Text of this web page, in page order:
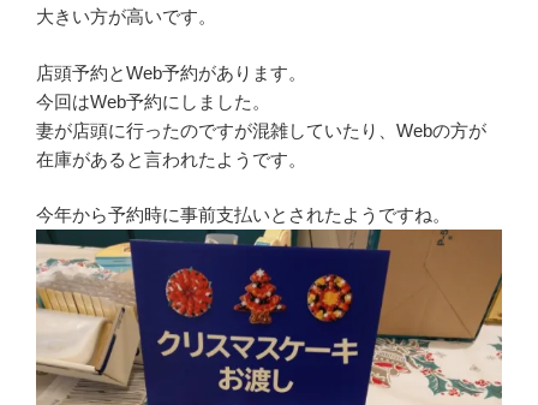
大きい方が高いです。
店頭予約とWeb予約があります。
今回はWeb予約にしました。
妻が店頭に行ったのですが混雑していたり、Webの方が
在庫があると言われたようです。
今年から予約時に事前支払いとされたようですね。